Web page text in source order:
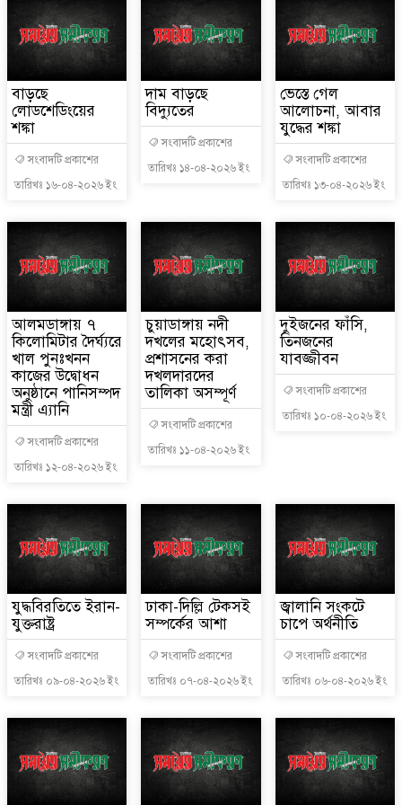
বাড়ছে
লোডশেডিংয়ের
শঙ্কা
সংবাদটি প্রকাশের
তারিখঃ ১৬-০৪-২০২৬ ইং
দাম বাড়ছে
বিদ্যুতের
সংবাদটি প্রকাশের
তারিখঃ ১৪-০৪-২০২৬ ইং
ভেস্তে গেল
আলোচনা, আবার
যুদ্ধের শঙ্কা
সংবাদটি প্রকাশের
তারিখঃ ১৩-০৪-২০২৬ ইং
আলমডাঙ্গায় ৭
কিলোমিটার দৈর্ঘ্যরে
খাল পুনঃখনন
কাজের উদ্বোধন
অনুষ্ঠানে পানিসম্পদ
মন্ত্রী এ্যানি
সংবাদটি প্রকাশের
তারিখঃ ১২-০৪-২০২৬ ইং
চুয়াডাঙ্গায় নদী
দখলের মহোৎসব,
প্রশাসনের করা
দখলদারদের
তালিকা অসম্পূর্ণ
সংবাদটি প্রকাশের
তারিখঃ ১১-০৪-২০২৬ ইং
দুইজনের ফাঁসি,
তিনজনের
যাবজ্জীবন
সংবাদটি প্রকাশের
তারিখঃ ১০-০৪-২০২৬ ইং
যুদ্ধবিরতিতে ইরান-
যুক্তরাষ্ট্র
সংবাদটি প্রকাশের
তারিখঃ ০৯-০৪-২০২৬ ইং
ঢাকা-দিল্লি টেকসই
সম্পর্কের আশা
সংবাদটি প্রকাশের
তারিখঃ ০৭-০৪-২০২৬ ইং
জ্বালানি সংকটে
চাপে অর্থনীতি
সংবাদটি প্রকাশের
তারিখঃ ০৬-০৪-২০২৬ ইং